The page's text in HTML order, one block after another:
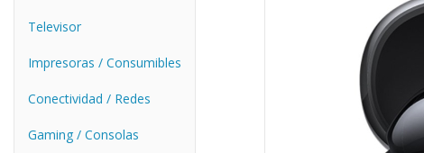
Televisor
Impresoras / Consumibles
Conectividad / Redes
Gaming / Consolas